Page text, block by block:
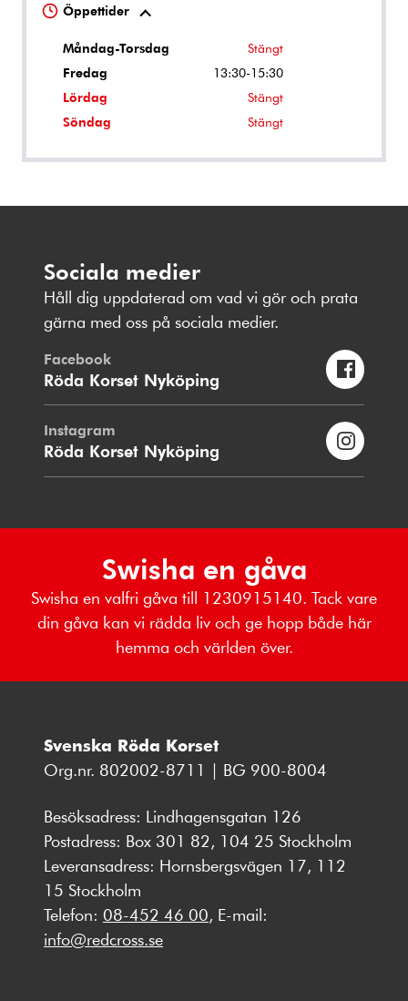
Öppettider
Måndag-Torsdag
Stängt
Fredag
13:30-15:30
Lördag
Stängt
Söndag
Stängt
Sociala medier
Håll dig uppdaterad om vad vi gör och prata
gärna med oss på sociala medier.
Facebook
Röda Korset Nyköping
Instagram
Röda Korset Nyköping
Swisha en gåva
Swisha en valfri gåva till 1230915140. Tack vare
din gåva kan vi rädda liv och ge hopp både här
hemma och världen över.
Svenska Röda Korset
Org.nr. 802002-8711 | BG 900-8004
Besöksadress: Lindhagensgatan 126
Postadress: Box 301 82, 104 25 Stockholm
Leveransadress: Hornsbergsvägen 17, 112
15 Stockholm
Telefon: 08-452 46 00, E-mail:
info@redcross.se